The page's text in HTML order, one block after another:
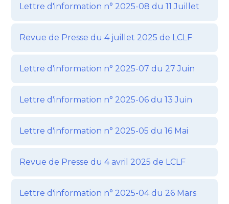
Lettre d'information n° 2025-08 du 11 Juillet
Revue de Presse du 4 juillet 2025 de LCLF
Lettre d'information n° 2025-07 du 27 Juin
Lettre d'information n° 2025-06 du 13 Juin
Lettre d'information n° 2025-05 du 16 Mai
Revue de Presse du 4 avril 2025 de LCLF
Lettre d'information n° 2025-04 du 26 Mars